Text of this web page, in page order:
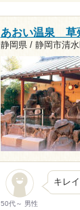
あおい温泉 草
静岡県 / 静岡市清
50代～ 男性
キレ